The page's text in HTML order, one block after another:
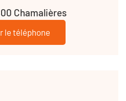
Chamalières
le téléphone